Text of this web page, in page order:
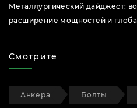
Металлургический дайджест:
расширение мощностей и
Смотрите
Анкера Болты